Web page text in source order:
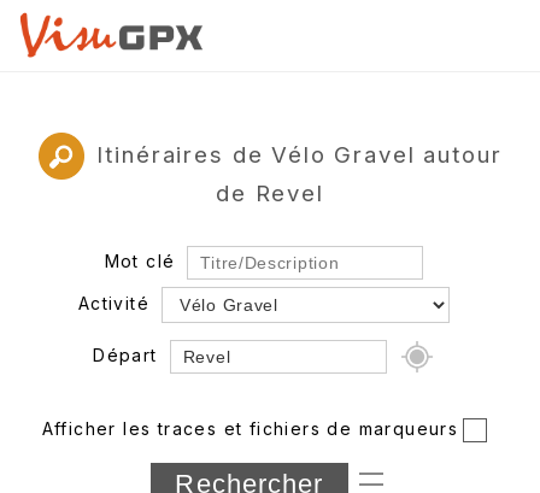
Itinéraires de Vélo Gravel autour
de Revel
Mot clé
Activité
Départ
Département
Afficher les traces et fichiers de marqueurs